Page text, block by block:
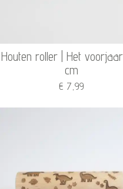
Houten roller | Het
cm
€ 7,99